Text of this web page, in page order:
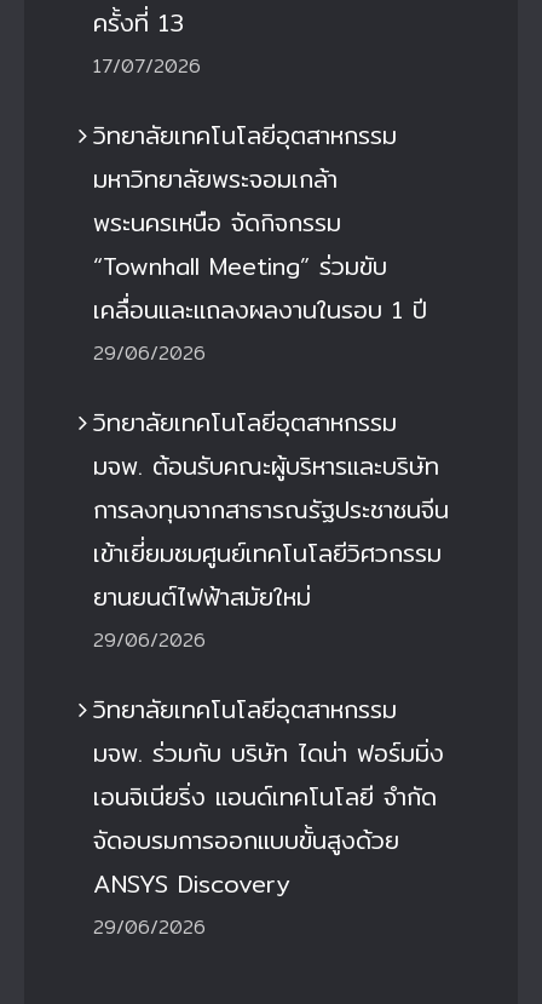
ครั้งที่ 13
17/07/2026
วิทยาลัยเทคโนโลยีอุตสาหกรรม
มหาวิทยาลัยพระจอมเกล้า
พระนครเหนือ จัดกิจกรรม
“Townhall Meeting” ร่วมขับ
เคลื่อนและแถลงผลงานในรอบ 1 ปี
29/06/2026
วิทยาลัยเทคโนโลยีอุตสาหกรรม
มจพ. ต้อนรับคณะผู้บริหารและบริษัท
การลงทุนจากสาธารณรัฐประชาชนจีน
เข้าเยี่ยมชมศูนย์เทคโนโลยีวิศวกรรม
ยานยนต์ไฟฟ้าสมัยใหม่
29/06/2026
วิทยาลัยเทคโนโลยีอุตสาหกรรม
มจพ. ร่วมกับ บริษัท ไดน่า ฟอร์มมิ่ง
เอนจิเนียริ่ง แอนด์เทคโนโลยี จำกัด
จัดอบรมการออกแบบขั้นสูงด้วย
ANSYS Discovery
29/06/2026